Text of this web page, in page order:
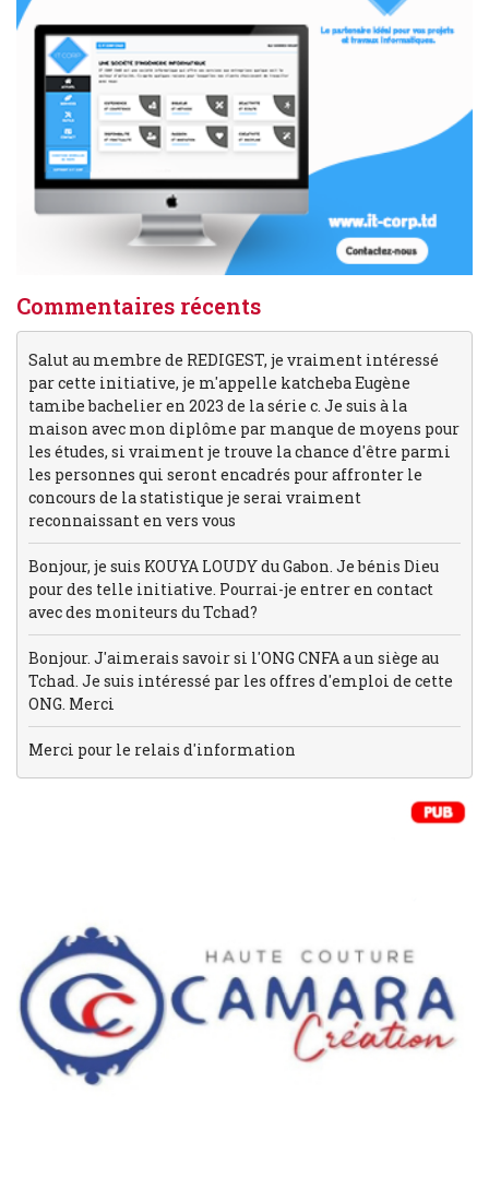
Commentaires récents
Salut au membre de REDIGEST, je vraiment intéressé
par cette initiative, je m'appelle katcheba Eugène
tamibe bachelier en 2023 de la série c. Je suis à la
maison avec mon diplôme par manque de moyens pour
les études, si vraiment je trouve la chance d'être parmi
les personnes qui seront encadrés pour affronter le
concours de la statistique je serai vraiment
reconnaissant en vers vous
Bonjour, je suis KOUYA LOUDY du Gabon. Je bénis Dieu
pour des telle initiative. Pourrai-je entrer en contact
avec des moniteurs du Tchad?
Bonjour. J'aimerais savoir si l'ONG CNFA a un siège au
Tchad. Je suis intéressé par les offres d'emploi de cette
ONG. Merci
Merci pour le relais d'information